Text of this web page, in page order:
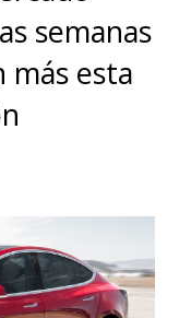
semanas
más esta